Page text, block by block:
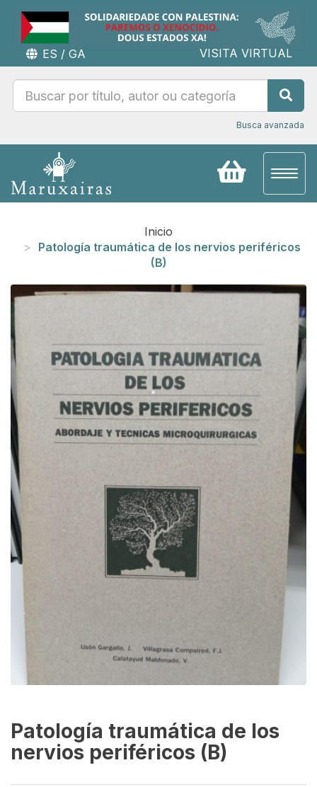
ES / GA VISITA VIRTUAL
Busca avanzada
Inicio
Patología traumática de los nervios periféricos
(B)
Patología traumática de los
nervios periféricos (B)